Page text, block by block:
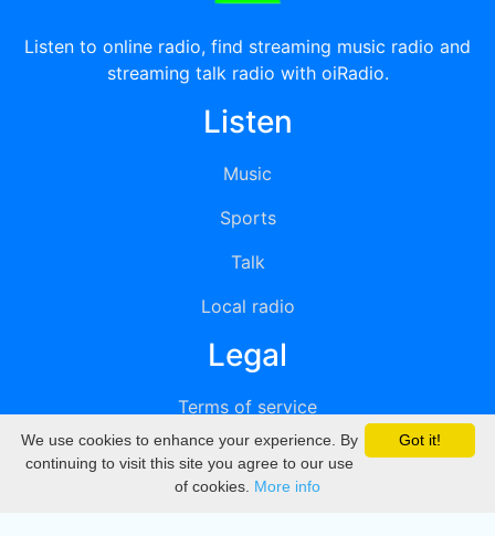
Listen to online radio, find streaming music radio and
streaming talk radio with oiRadio.
Listen
Music
Sports
Talk
Local radio
Legal
Terms of service
Privacy
DMCA
Got it!
We use cookies to enhance your experience. By
continuing to visit this site you agree to our use
of cookies. More info